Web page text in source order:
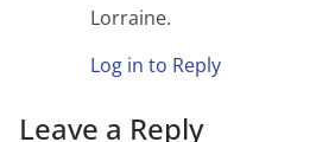
Lorraine.
Log in to Reply
Leave a Reply